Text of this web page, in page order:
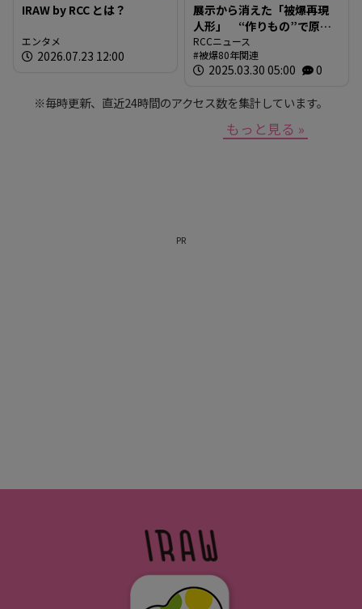
IRAW by RCC とは？
エンタメ
2026.07.23 12:00
展示から消えた「被爆再現
人形」 “作りもの”で原爆
を伝えるとは 現代アート
作家が調査研究 人形の持
つ “力” と “危うさ”
RCCニュース
被爆80年関連
2025.03.30 05:00 0
※毎時更新、直近24時間のアクセス数を集計しています。
もっと見る »
PR